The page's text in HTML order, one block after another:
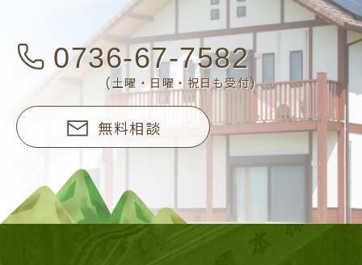
0736-67-7582
(土曜・日曜・祝日も受付)
無料相談